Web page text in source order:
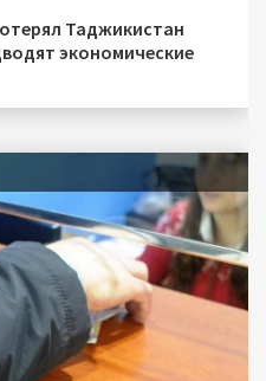
Таджикистан
экономические